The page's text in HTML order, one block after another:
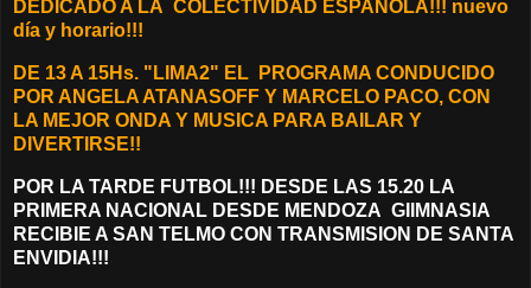
DEDICADO A LA COLECTIVIDAD ESPAÑOLA!!! nuevo
día y horario!!!
DE 13 A 15Hs. "LIMA2" EL PROGRAMA CONDUCIDO
POR ANGELA ATANASOFF Y MARCELO PACO, CON
LA MEJOR ONDA Y MUSICA PARA BAILAR Y
DIVERTIRSE!!
POR LA TARDE FUTBOL!!! DESDE LAS 15.20 LA
PRIMERA NACIONAL DESDE MENDOZA GIIMNASIA
RECIBIE A SAN TELMO CON TRANSMISION DE SANTA
ENVIDIA!!!